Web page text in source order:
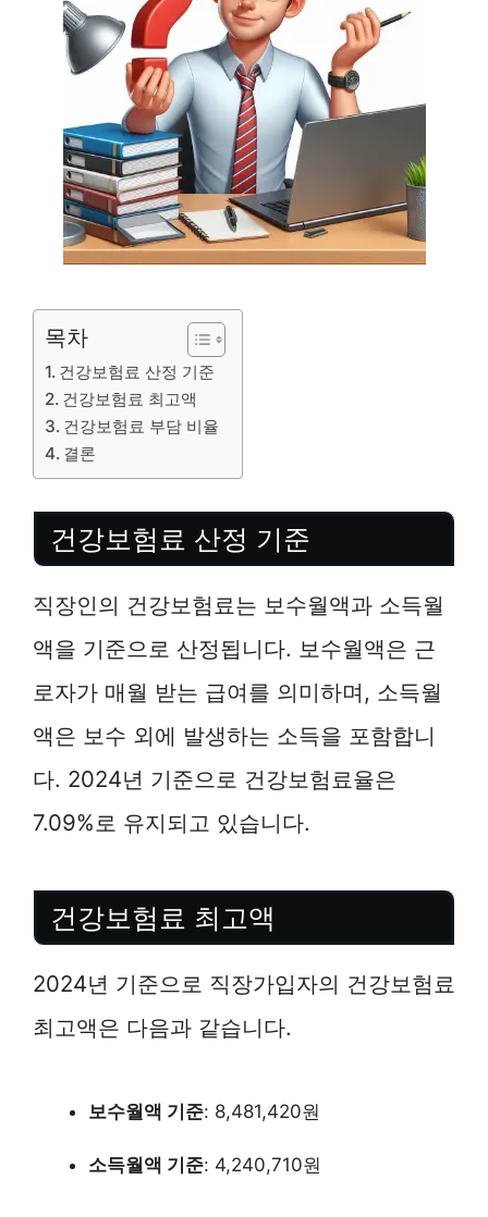
목차
건강보험료 산정 기준
건강보험료 최고액
건강보험료 부담 비율
결론
건강보험료 산정 기준
직장인의 건강보험료는 보수월액과 소득월
액을 기준으로 산정됩니다. 보수월액은 근
로자가 매월 받는 급여를 의미하며, 소득월
액은 보수 외에 발생하는 소득을 포함합니
다. 2024년 기준으로 건강보험료율은
7.09%로 유지되고 있습니다.
건강보험료 최고액
2024년 기준으로 직장가입자의 건강보험료
최고액은 다음과 같습니다.
보수월액 기준: 8,481,420원
소득월액 기준: 4,240,710원